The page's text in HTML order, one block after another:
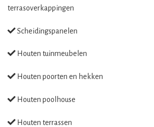
terrasoverkappingen
Scheidingspanelen
Houten tuinmeubelen
Houten poorten en hekken
Houten poolhouse
Houten terrassen